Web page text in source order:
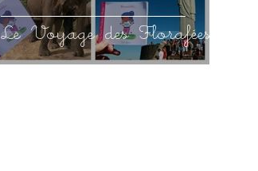
Le Voyage des Florafées